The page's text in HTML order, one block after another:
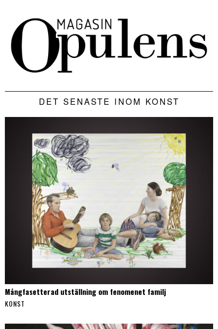
DET SENASTE INOM KONST
Mångfasetterad utställning om fenomenet familj
KONST